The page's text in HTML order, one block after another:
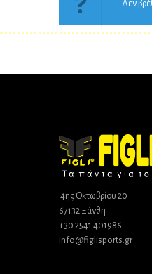
Δεν
4ης Οκτωβρίου 20
67132 Ξάνθη
+30 2541 401986
info@figlisports.gr